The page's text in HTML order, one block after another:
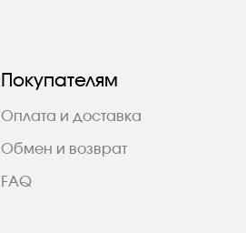
Покупателям
Оплата и доставка
Обмен и возврат
FAQ